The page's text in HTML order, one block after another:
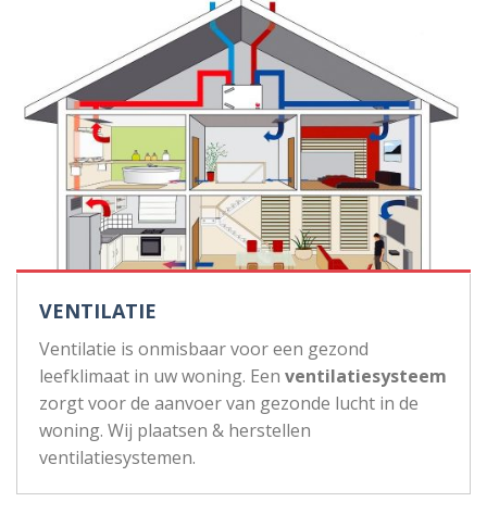
VENTILATIE
Ventilatie is onmisbaar voor een gezond
leefklimaat in uw woning. Een ventilatiesysteem
zorgt voor de aanvoer van gezonde lucht in de
woning. Wij plaatsen & herstellen
ventilatiesystemen.